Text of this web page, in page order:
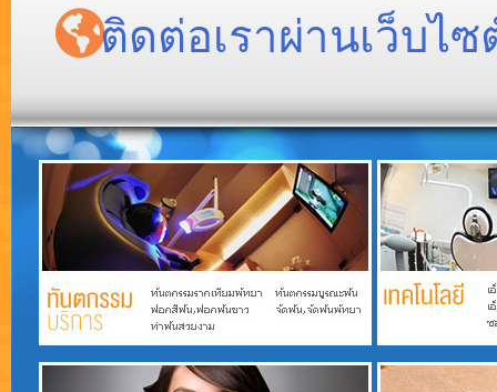
ติดต่อเราผ่านเว็บไ